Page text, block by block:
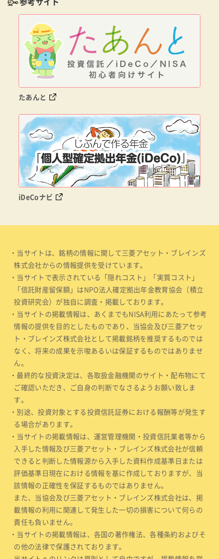
たあんと
iDeCoナビ
・当サイトは、銘柄の情報に関して三菱アセット・ブレインズ
株式会社からの情報提供を受けています。
・当サイトで表示されている「隠れコスト」「実質コスト」
「信託財産留保額」はNPO法人確定拠出年金教育協会（積立
投資研究会）が独自に調査・掲載しております。
・当サイトの掲載情報は、あくまでもNISA利用にあたって参考
情報の提供を目的としたものであり、当協会及び三菱アセッ
ト・ブレインズ株式会社として掲載銘柄を推奨するものでは
なく、将来の成果を示唆あるいは保証するものではありませ
ん。
・最終的な投資決定は、各取扱金融機関のサイト・配布物にて
ご確認いただき、ご自身の判断でなさるようお願い致しま
す。
・別途、投資対象とする投資信託証券における報酬等が発生す
る場合があります。
・当サイトの掲載情報は、運営管理機関・投資信託業者等から
入手した情報及び三菱アセット・ブレインズ株式会社が信頼
できると判断した情報源から入手した資料作成基準日または
評価基準日現在における情報を基に作成しておりますが、当
該情報の正確性を保証するものではありません。
また、当協会及び三菱アセット・ブレインズ株式会社は、掲
載情報の利用に関連して発生した一切の損害について何らの
責任も負いません。
・当サイトの掲載情報は、各国の著作権法、各種条約およびそ
の他の法律で保護されております。